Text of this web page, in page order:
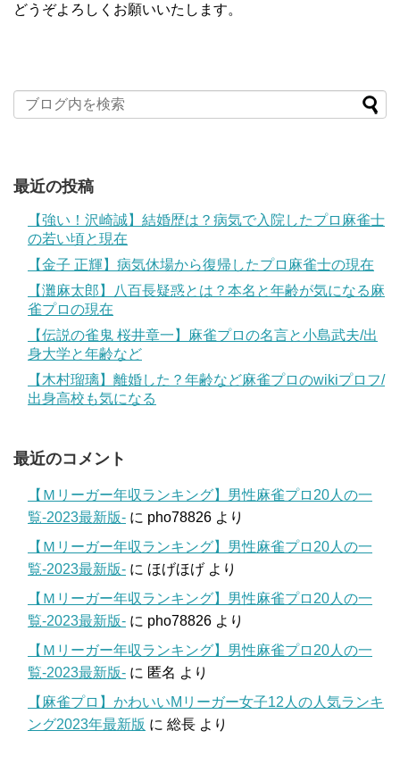
どうぞよろしくお願いいたします。
最近の投稿
【強い！沢崎誠】結婚歴は？病気で入院したプロ麻雀士
の若い頃と現在
【金子 正輝】病気休場から復帰したプロ麻雀士の現在
【灘麻太郎】八百長疑惑とは？本名と年齢が気になる麻
雀プロの現在
【伝説の雀鬼 桜井章一】麻雀プロの名言と小島武夫/出
身大学と年齢など
【木村瑠璃】離婚した？年齢など麻雀プロのwikiプロフ/
出身高校も気になる
最近のコメント
【Ｍリーガー年収ランキング】男性麻雀プロ20人の一
覧-2023最新版- に pho78826 より
【Ｍリーガー年収ランキング】男性麻雀プロ20人の一
覧-2023最新版- に ほげほげ より
【Ｍリーガー年収ランキング】男性麻雀プロ20人の一
覧-2023最新版- に pho78826 より
【Ｍリーガー年収ランキング】男性麻雀プロ20人の一
覧-2023最新版- に 匿名 より
【麻雀プロ】かわいいMリーガー女子12人の人気ランキ
ング2023年最新版 に 総長 より